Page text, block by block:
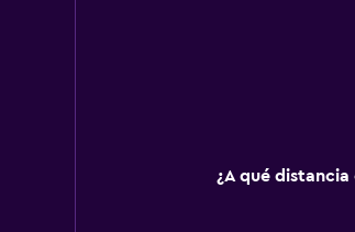
Lavandería
¿A qué